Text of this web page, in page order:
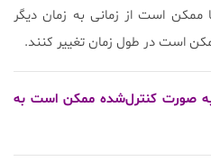
ممکن است از زمانی به زمان دیگر
است در طول زمان تغییر کنند.
صورت كنترل‌شده ممکن است به